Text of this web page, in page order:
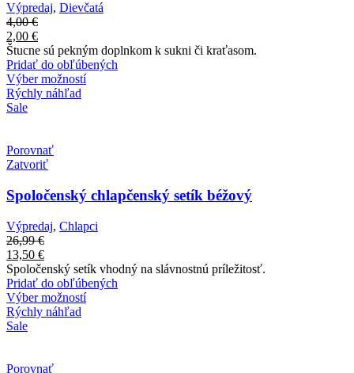
Výpredaj, Dievčatá
4,00€
2,00 €
Štucne sú pekným doplnkom k sukni či kraťasom.
Pridať do obľúbených
Výber možností
Rýchly náhľad
Sale
Porovnať
Zatvoriť
Spoločenský chlapčenský setík béžový
Výpredaj, Chlapci
26,99€
13,50 €
Spoločenský setík vhodný na slávnostnú príležitosť.
Pridať do obľúbených
Výber možností
Rýchly náhľad
Sale
Porovnať